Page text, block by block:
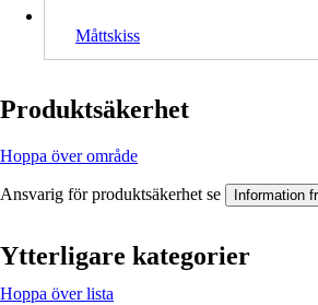
Måttskiss
Produktsäkerhet
Hoppa över område
Ansvarig för produktsäkerhet se Information
Ytterligare kategorier
Hoppa över lista